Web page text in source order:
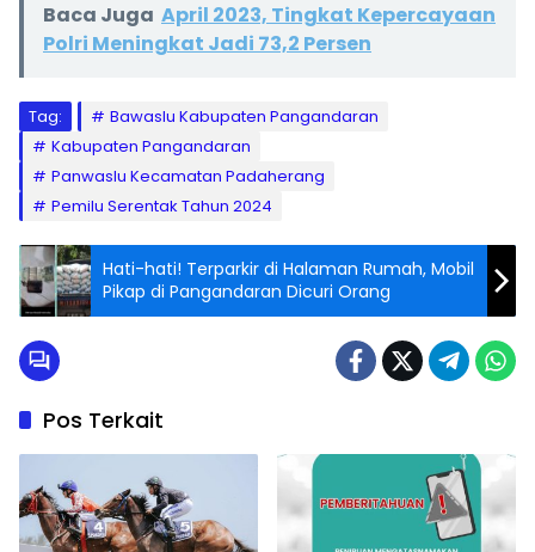
Baca Juga April 2023, Tingkat Kepercayaan
Polri Meningkat Jadi 73,2 Persen
Tag:
Bawaslu Kabupaten Pangandaran
Kabupaten Pangandaran
Panwaslu Kecamatan Padaherang
Pemilu Serentak Tahun 2024
Hati-hati! Terparkir di Halaman Rumah, Mobil
Pikap di Pangandaran Dicuri Orang
Pos Terkait